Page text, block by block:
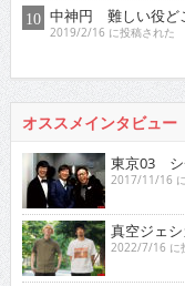
中神円 難しい役ど
2019/2/16 に投稿された
オススメインタビュー
東京03 シ
2017/11/16
真空ジェ
2022/7/16 に